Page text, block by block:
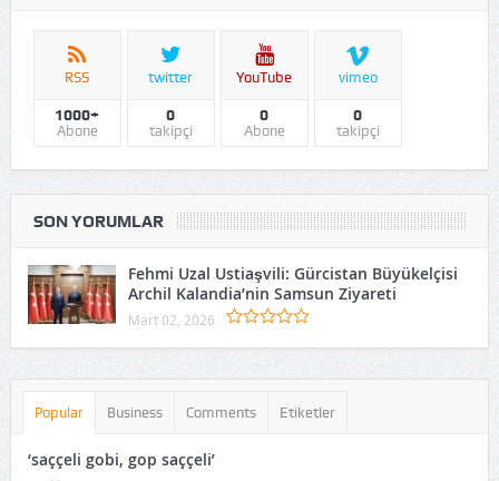
RSS
1000+
Abone
twitter
0
takipçi
YouTube
0
Abone
vimeo
0
takipçi
SON YORUMLAR
Fehmi Uzal Ustiaşvili: Gürcistan Büyükelçisi
Archil Kalandia’nin Samsun Ziyareti
Mart 02, 2026
Popular Business Comments Etiketler
‘saççeli gobi, gop saççeli’